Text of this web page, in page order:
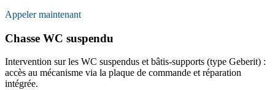
Appeler maintenant
Chasse WC suspendu
Intervention sur les WC suspendus et bâtis-supports (type Geberit) :
accès au mécanisme via la plaque de commande et réparation
intégrée.